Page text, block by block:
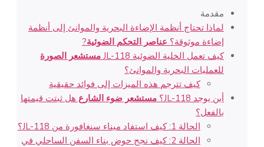
مقدمة
لماذا تحتاج أنظمة الإضاءة البحرية والموانئ إلى أنظمة
إضاءة موثوقة؟ عناصر التحكم الضوئية?
كيف تعمل الخلية الضوئية JL-118
مستشعر الصورة
للعمليات البحرية والموانئ؟
كيف تترجم هذه الميزات إلى فوائد حقيقية
أين يوجد JL-118؟
مستشعر ضوء الشارع هل ثبتت قيمتها
بالفعل؟
الحالة 1: كيف استفاد ميناء سنغافورة من JL-118؟
الحالة 2: كيف نجح حوض بناء السفن الساحلي في